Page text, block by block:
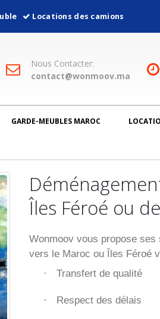
Locations des camions
Nous Contacter:
contact@wonmoov.ma
GARDE-MEUBLES MAROC
Îles Féroé ou
Wonmoov vous propose
vers le Maroc ou Îles Féroé
· Transfert de qualité
· Respect des délais